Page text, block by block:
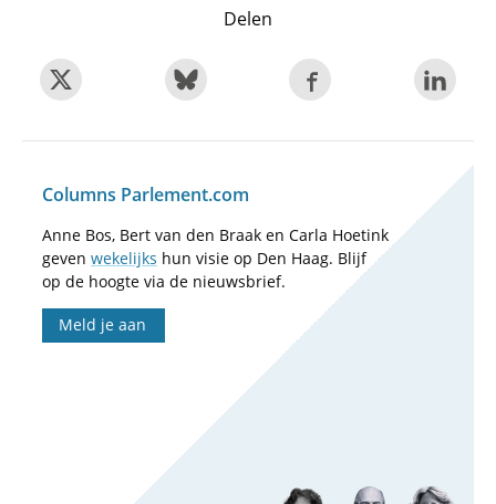
Delen
Columns Parlement.com
Anne Bos, Bert van den Braak en Carla Hoetink
geven wekelijks hun visie op Den Haag. Blijf
op de hoogte via de nieuwsbrief.
Meld je aan